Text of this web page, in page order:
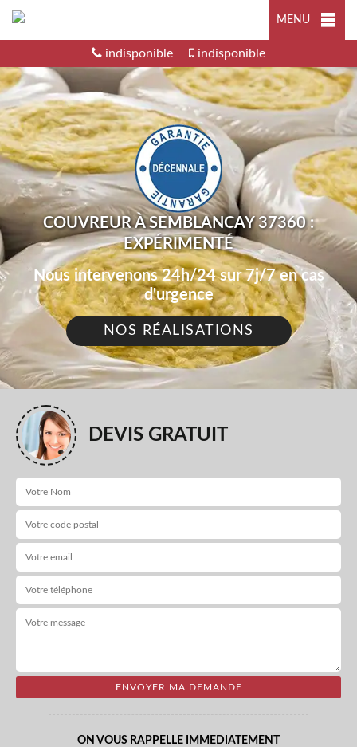
MENU
indisponible indisponible
COUVREUR À SEMBLANCAY 37360 :
EXPÉRIMENTÉ
Nous intervenons 24h/24 sur 7j/7 en cas
d'urgence
NOS RÉALISATIONS
DEVIS GRATUIT
ON VOUS RAPPELLE IMMEDIATEMENT